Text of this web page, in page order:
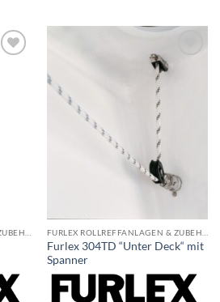
Furlex 304TD “Unter Deck“ mit
Spanner